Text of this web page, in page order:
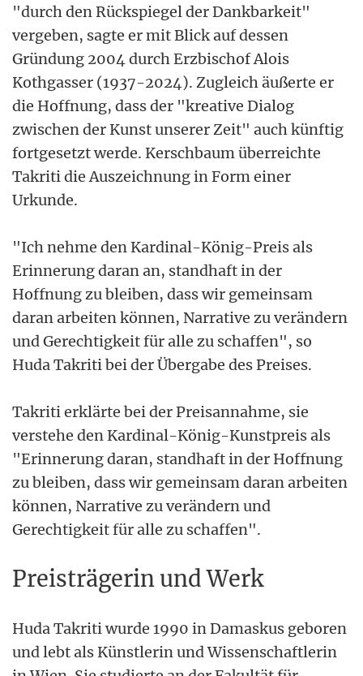
"durch den Rückspiegel der Dankbarkeit"
vergeben, sagte er mit Blick auf dessen
Gründung 2004 durch Erzbischof Alois
Kothgasser (1937-2024). Zugleich äußerte er
die Hoffnung, dass der "kreative Dialog
zwischen der Kunst unserer Zeit" auch künftig
fortgesetzt werde. Kerschbaum überreichte
Takriti die Auszeichnung in Form einer
Urkunde.
"Ich nehme den Kardinal-König-Preis als
Erinnerung daran an, standhaft in der
Hoffnung zu bleiben, dass wir gemeinsam
daran arbeiten können, Narrative zu verändern
und Gerechtigkeit für alle zu schaffen", so
Huda Takriti bei der Übergabe des Preises.
Takriti erklärte bei der Preisannahme, sie
verstehe den Kardinal-König-Kunstpreis als
"Erinnerung daran, standhaft in der Hoffnung
zu bleiben, dass wir gemeinsam daran arbeiten
können, Narrative zu verändern und
Gerechtigkeit für alle zu schaffen".
Preisträgerin und Werk
Huda Takriti wurde 1990 in Damaskus geboren
und lebt als Künstlerin und Wissenschaftlerin